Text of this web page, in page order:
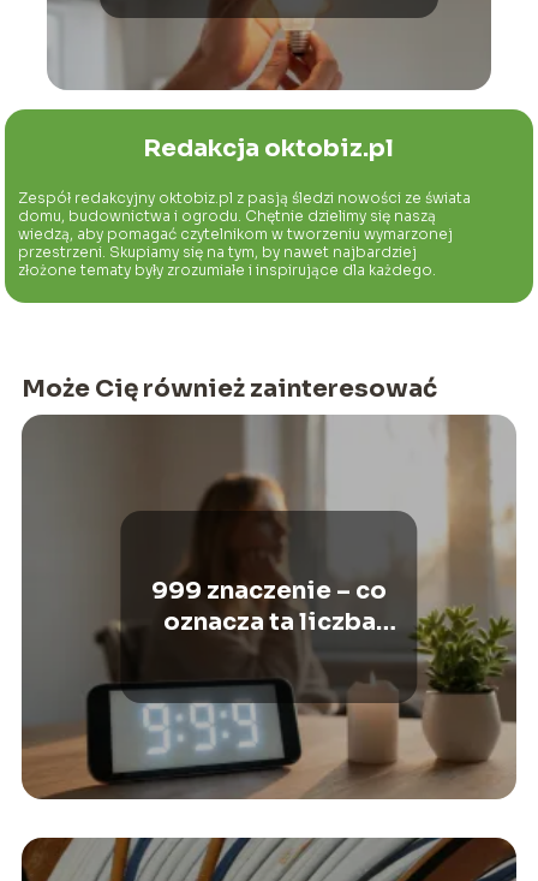
Redakcja oktobiz.pl
Zespół redakcyjny oktobiz.pl z pasją śledzi nowości ze świata
domu, budownictwa i ogrodu. Chętnie dzielimy się naszą
wiedzą, aby pomagać czytelnikom w tworzeniu wymarzonej
przestrzeni. Skupiamy się na tym, by nawet najbardziej
złożone tematy były zrozumiałe i inspirujące dla każdego.
Może Cię również zainteresować
999 znaczenie – co
oznacza ta liczba
anielska?